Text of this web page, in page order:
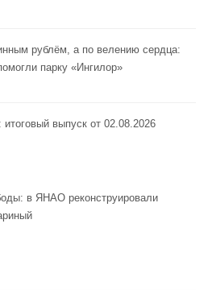
рублём, а по велению сердца:
парку «Ингилор»
выпуск от 02.08.2026
в ЯНАО реконструировали